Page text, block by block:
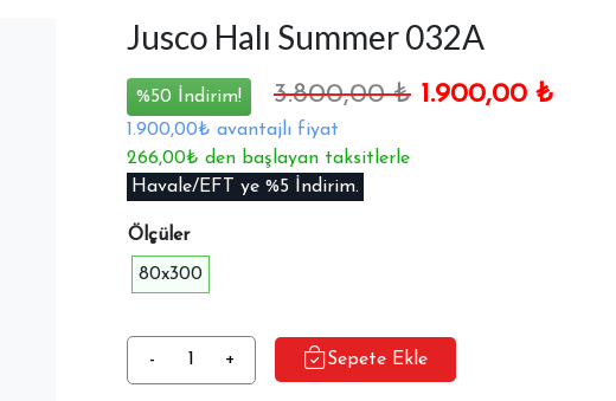
Jusco Halı Summer 032A
%50 İndirim! 3.800,00₺ 1.900,00 ₺
1.900,00₺ avantajlı fiyat
266,00₺ den başlayan taksitlerle
Havale/EFT ye %5 İndirim.
Ölçüler
80x300
-
Jusco
Halı
+ Sepete Ekle